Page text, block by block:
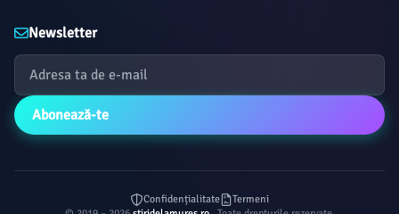
Newsletter
Abonează-te
Confidențialitate
Termeni